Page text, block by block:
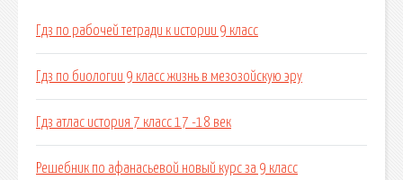
Гдз по рабочей тетради к истории 9 класс
Гдз по биологии 9 класс жизнь в мезозойскую эру
Гдз атлас история 7 класс 17 -18 век
Решебник по афанасьевой новый курс за 9 класс